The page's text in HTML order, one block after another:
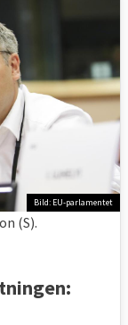
Bild: EU-parlamentet
(S).